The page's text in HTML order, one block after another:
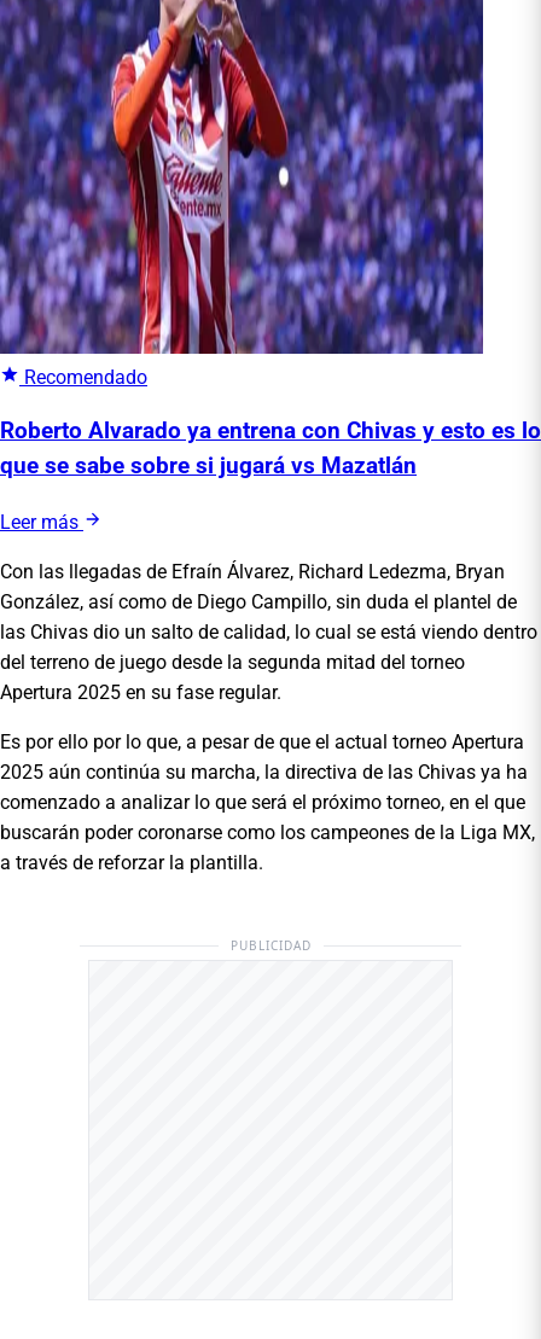
Recomendado
Roberto Alvarado ya entrena con Chivas y esto es lo
que se sabe sobre si jugará vs Mazatlán
Leer más
Con las llegadas de Efraín Álvarez, Richard Ledezma, Bryan
González, así como de Diego Campillo, sin duda el plantel de
las Chivas dio un salto de calidad, lo cual se está viendo dentro
del terreno de juego desde la segunda mitad del torneo
Apertura 2025 en su fase regular.
Es por ello por lo que, a pesar de que el actual torneo Apertura
2025 aún continúa su marcha, la directiva de las Chivas ya ha
comenzado a analizar lo que será el próximo torneo, en el que
buscarán poder coronarse como los campeones de la Liga MX,
a través de reforzar la plantilla.
PUBLICIDAD